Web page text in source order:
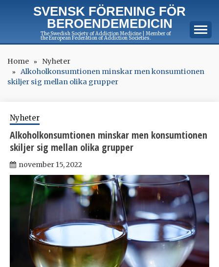
SVENSK FÖRENING FÖR
BEROENDEMEDICIN
The Swedish Society of Addiction Medicine | Member of
the European Federation of Addiction Societies.
Home
Nyheter
Alkoholkonsumtionen minskar men konsumtionen
skiljer sig mellan olika grupper
Nyheter
Alkoholkonsumtionen minskar men konsumtionen
skiljer sig mellan olika grupper
november 15, 2022